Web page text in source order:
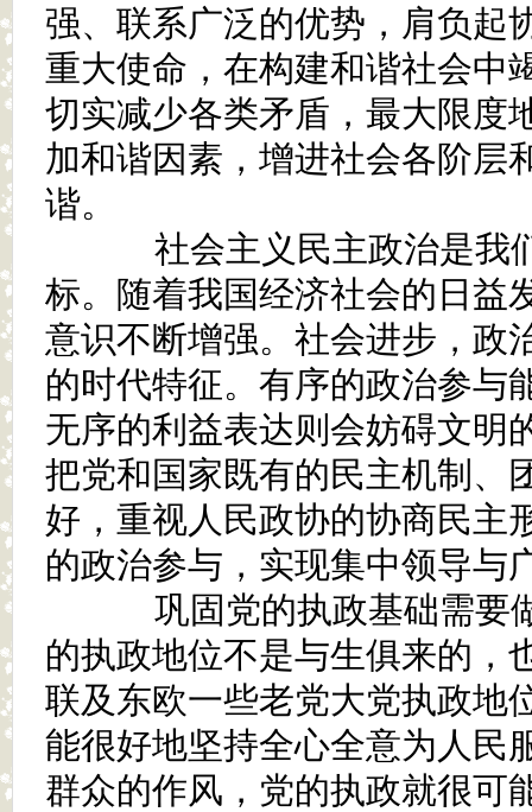
强、联系广泛的优势，肩负起
重大使命，在构建和谐社会中
切实减少各类矛盾，最大限度
加和谐因素，增进社会各阶层
谐。
社会主义民主政治是我
标。随着我国经济社会的日益
意识不断增强。社会进步，政
的时代特征。有序的政治参与
无序的利益表达则会妨碍文明
把党和国家既有的民主机制、
好，重视人民政协的协商民主
的政治参与，实现集中领导与
巩固党的执政基础需要
的执政地位不是与生俱来的，
联及东欧一些老党大党执政地
能很好地坚持全心全意为人民
群众的作风，党的执政就很可